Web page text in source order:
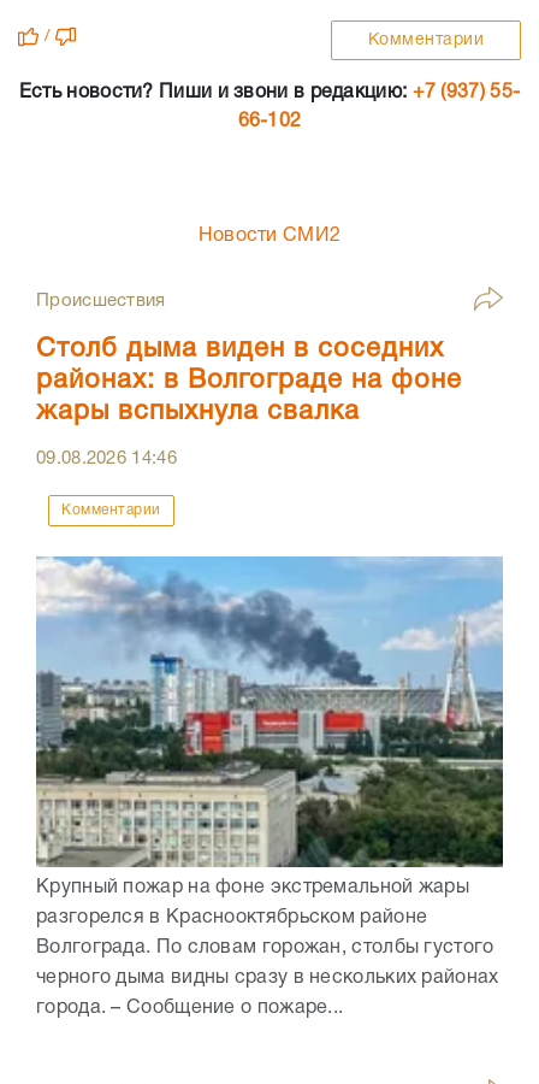
/ Комментарии
Есть новости? Пиши и звони в редакцию: +7 (937) 55-
66-102
Новости СМИ2
Происшествия
Столб дыма виден в соседних
районах: в Волгограде на фоне
жары вспыхнула свалка
09.08.2026 14:46
Комментарии
Крупный пожар на фоне экстремальной жары
разгорелся в Краснооктябрьском районе
Волгограда. По словам горожан, столбы густого
черного дыма видны сразу в нескольких районах
города. – Сообщение о пожаре...